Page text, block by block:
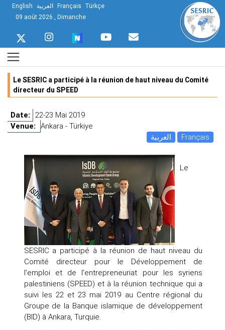
English العربية Français Türkçe
09 août 2026 , Dimanche
Le SESRIC a participé à la réunion de haut niveau du Comité
directeur du SPEED
Date: 22-23 Mai 2019
Venue: Ankara - Türkiye
العربية
Français
Le
SESRIC a participé à la réunion de haut niveau du
Comité directeur pour le Développement de
l'emploi et de l'entrepreneuriat pour les syriens
palestiniens (SPEED) et à la réunion technique qui a
suivi les 22 et 23 mai 2019 au Centre régional du
Groupe de la Banque islamique de développement
(BID) à Ankara, Turquie.